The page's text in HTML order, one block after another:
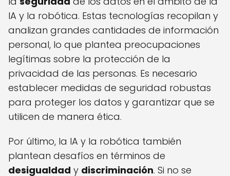
IA y la robótica. Estas tecnologías recopilan y
analizan grandes cantidades de información
personal, lo que plantea preocupaciones
legítimas sobre la protección de la
privacidad de las personas. Es necesario
establecer medidas de seguridad robustas
para proteger los datos y garantizar que se
utilicen de manera ética.
Por último, la IA y la robótica también
plantean desafíos en términos de
desigualdad y discriminación. Si no se